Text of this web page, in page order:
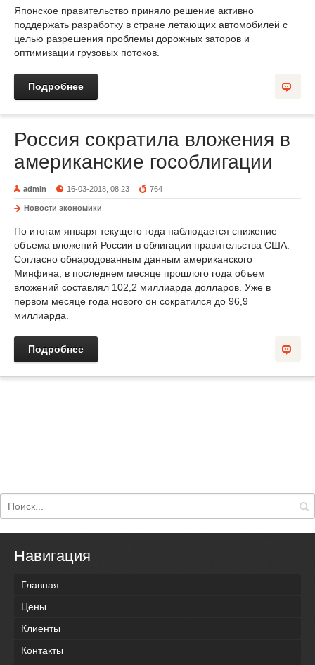
Японское правительство приняло решение активно
поддержать разработку в стране летающих автомобилей с
целью разрешения проблемы дорожных заторов и
оптимизации грузовых потоков.
Подробнее
Россия сократила вложения в
американские гособлигации
admin 16-03-2018, 08:23 764
Новости экономики
По итогам января текущего года наблюдается снижение
объема вложений России в облигации правительства США.
Согласно обнародованным данным американского
Минфина, в последнем месяце прошлого года объем
вложений составлял 102,2 миллиарда долларов. Уже в
первом месяце года нового он сократился до 96,9
миллиарда.
Подробнее
Навигация
Главная
Цены
Клиенты
Контакты